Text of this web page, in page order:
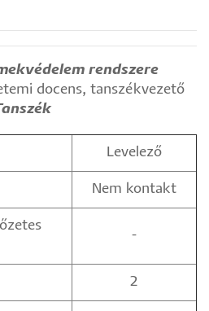
rendszere
docens, tanszékvezető
Levelező
Nem kontakt
-
2